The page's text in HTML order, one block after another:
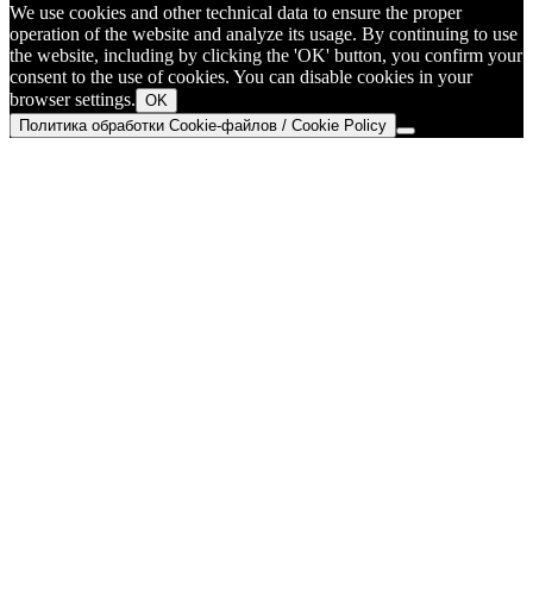
We use cookies and other technical data to ensure the proper
operation of the website and analyze its usage. By continuing to use
the website, including by clicking the 'OK' button, you confirm your
consent to the use of cookies. You can disable cookies in your
browser settings. OK
Политика обработки Cookie-файлов / Cookie Policy